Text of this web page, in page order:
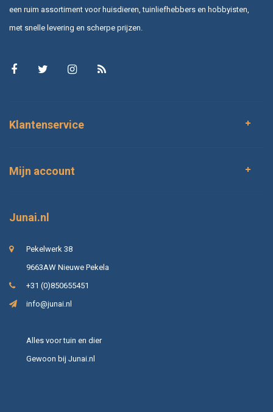
een ruim assortiment voor huisdieren, tuinliefhebbers en hobbyisten,
met snelle levering en scherpe prijzen.
Klantenservice
Mijn account
Junai.nl
Pekelwerk 38
9663AW Nieuwe Pekela
+31 (0)850655451
info@junai.nl
Alles voor tuin en dier
Gewoon bij Junai.nl